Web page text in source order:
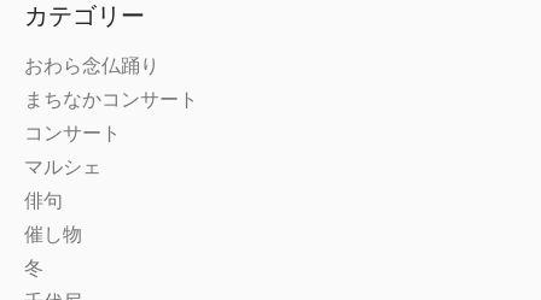
カテゴリー
おわら念仏踊り
まちなかコンサート
コンサート
マルシェ
俳句
催し物
冬